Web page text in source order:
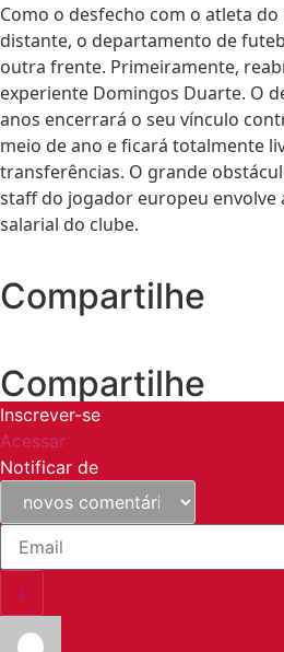
Como o desfecho com o atleta
distante, o departamento de
outra frente. Primeiramente,
experiente Domingos Duarte. O
anos encerrará o seu vínculo
meio de ano e ficará totalmente
transferências. O grande
staff do jogador europeu envolve
salarial do clube.
Compartilhe
Compartilhe
Inscrever-se
Acessar
Notificar de